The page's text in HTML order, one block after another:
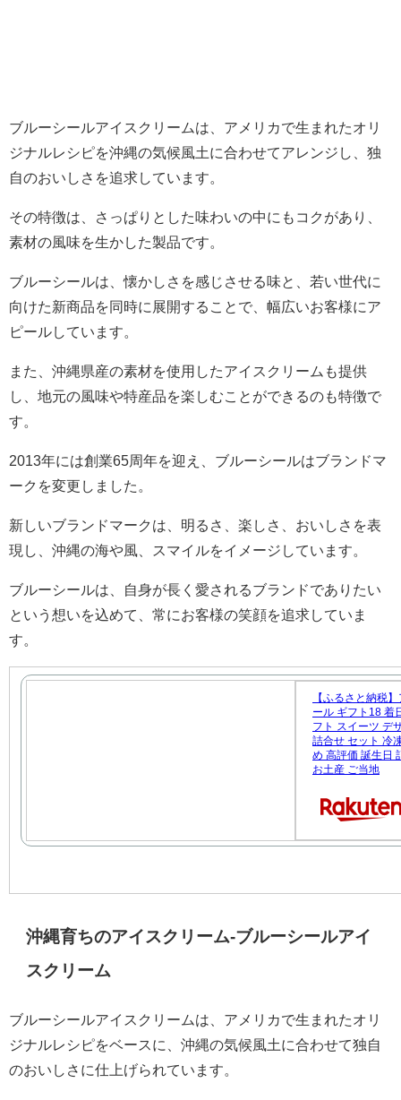
ブルーシールアイスクリームは、アメリカで生まれたオリ
ジナルレシピを沖縄の気候風土に合わせてアレンジし、独
自のおいしさを追求しています。
その特徴は、さっぱりとした味わいの中にもコクがあり、
素材の風味を生かした製品です。
ブルーシールは、懐かしさを感じさせる味と、若い世代に
向けた新商品を同時に展開することで、幅広いお客様にア
ピールしています。
また、沖縄県産の素材を使用したアイスクリームも提供
し、地元の風味や特産品を楽しむことができるのも特徴で
す。
2013年には創業65周年を迎え、ブルーシールはブランドマ
ークを変更しました。
新しいブランドマークは、明るさ、楽しさ、おいしさを表
現し、沖縄の海や風、スマイルをイメージしています。
ブルーシールは、自身が長く愛されるブランドでありたい
という想いを込めて、常にお客様の笑顔を追求していま
す。
【ふるさと納税
ール ギフト18 着
フト スイーツ デ
詰合せ セット 冷
め 高評価 誕生日
お土産 ご当地
沖縄育ちのアイスクリーム-ブルーシールアイ
スクリーム
ブルーシールアイスクリームは、アメリカで生まれたオリ
ジナルレシピをベースに、沖縄の気候風土に合わせて独自
のおいしさに仕上げられています。